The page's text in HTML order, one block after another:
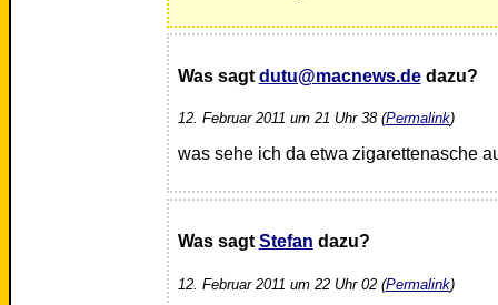
Was sagt dutu@macnews.dedazu?
12. Februar 2011 um 21 Uhr 38 (Permalink)
was sehe ich da etwa zigarettenasche
Was sagt Stefan dazu?
12. Februar 2011 um 22 Uhr 02 (Permalink)